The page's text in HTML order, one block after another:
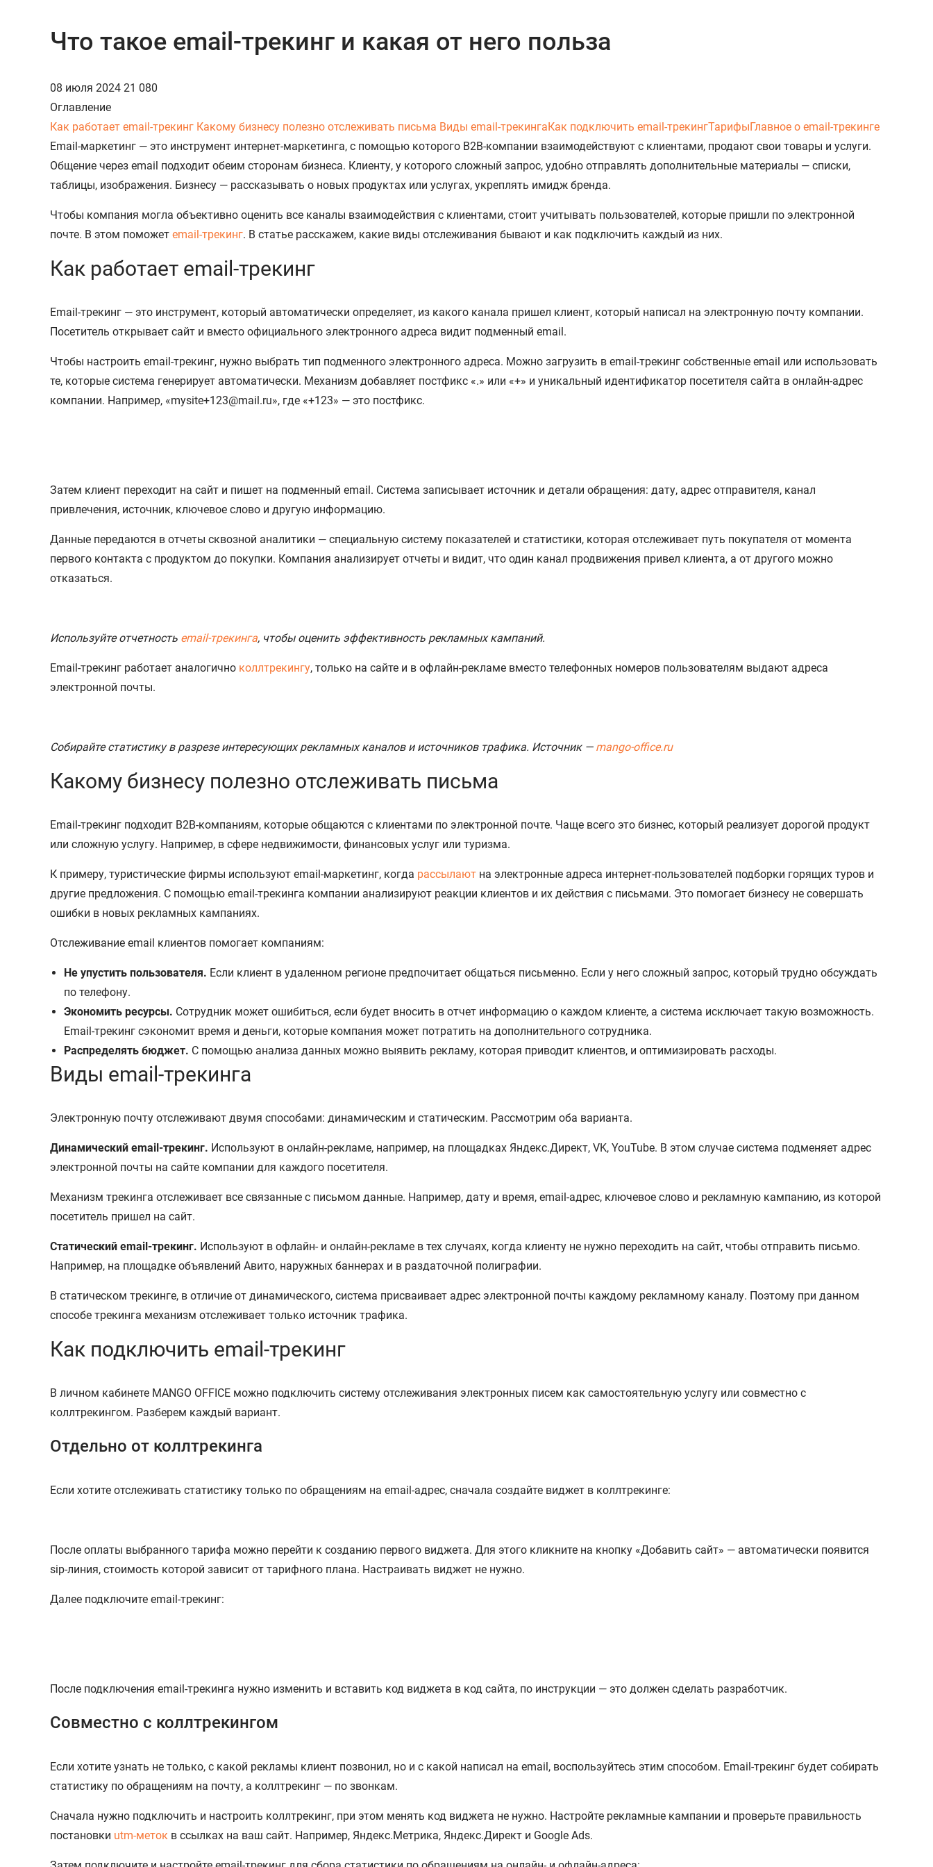
Что такое email-трекинг и какая от него польза
08 июля 2024 21 080
Оглавление
Как работает email-трекинг Какому бизнесу полезно отслеживать письма Виды email-трекингаКак подключить email-трекингТарифыГлавное о email-трекинге
Email-маркетинг — это инструмент интернет-маркетинга, с помощью которого B2B-компании взаимодействуют с клиентами, продают свои товары и услуги.
Общение через email подходит обеим сторонам бизнеса. Клиенту, у которого сложный запрос, удобно отправлять дополнительные материалы — списки,
таблицы, изображения. Бизнесу — рассказывать о новых продуктах или услугах, укреплять имидж бренда.
Чтобы компания могла объективно оценить все каналы взаимодействия с клиентами, стоит учитывать пользователей, которые пришли по электронной
почте. В этом поможет email-трекинг. В статье расскажем, какие виды отслеживания бывают и как подключить каждый из них.
Как работает email-трекинг
Email-трекинг — это инструмент, который автоматически определяет, из какого канала пришел клиент, который написал на электронную почту компании.
Посетитель открывает сайт и вместо официального электронного адреса видит подменный email.
Чтобы настроить email-трекинг, нужно выбрать тип подменного электронного адреса. Можно загрузить в email-трекинг собственные email или использовать
те, которые система генерирует автоматически. Механизм добавляет постфикс «.» или «+» и уникальный идентификатор посетителя сайта в онлайн-адрес
компании. Например, «mysite+123@mail.ru», где «+123» — это постфикс.
Затем клиент переходит на сайт и пишет на подменный email. Система записывает источник и детали обращения: дату, адрес отправителя, канал
привлечения, источник, ключевое слово и другую информацию.
Данные передаются в отчеты сквозной аналитики — специальную систему показателей и статистики, которая отслеживает путь покупателя от момента
первого контакта с продуктом до покупки. Компания анализирует отчеты и видит, что один канал продвижения привел клиента, а от другого можно
отказаться.
Используйте отчетность email-трекинга, чтобы оценить эффективность рекламных кампаний.
Email-трекинг работает аналогично коллтрекингу, только на сайте и в офлайн-рекламе вместо телефонных номеров пользователям выдают адреса
электронной почты.
Собирайте статистику в разрезе интересующих рекламных каналов и источников трафика. Источник — mango-office.ru
Какому бизнесу полезно отслеживать письма
Email-трекинг подходит B2B-компаниям, которые общаются с клиентами по электронной почте. Чаще всего это бизнес, который реализует дорогой продукт
или сложную услугу. Например, в сфере недвижимости, финансовых услуг или туризма.
К примеру, туристические фирмы используют email-маркетинг, когда рассылают на электронные адреса интернет-пользователей подборки горящих туров и
другие предложения. С помощью email-трекинга компании анализируют реакции клиентов и их действия с письмами. Это помогает бизнесу не совершать
ошибки в новых рекламных кампаниях.
Отслеживание email клиентов помогает компаниям:
Не упустить пользователя. Если клиент в удаленном регионе предпочитает общаться письменно. Если у него сложный запрос, который трудно обсуждать
по телефону.
Экономить ресурсы. Сотрудник может ошибиться, если будет вносить в отчет информацию о каждом клиенте, а система исключает такую возможность.
Email-трекинг сэкономит время и деньги, которые компания может потратить на дополнительного сотрудника.
Распределять бюджет. С помощью анализа данных можно выявить рекламу, которая приводит клиентов, и оптимизировать расходы.
Виды email-трекинга
Электронную почту отслеживают двумя способами: динамическим и статическим. Рассмотрим оба варианта.
Динамический email-трекинг. Используют в онлайн-рекламе, например, на площадках Яндекс.Директ, VK, YouTube. В этом случае система подменяет адрес
электронной почты на сайте компании для каждого посетителя.
Механизм трекинга отслеживает все связанные с письмом данные. Например, дату и время, email-адрес, ключевое слово и рекламную кампанию, из которой
посетитель пришел на сайт.
Статический email-трекинг. Используют в офлайн- и онлайн-рекламе в тех случаях, когда клиенту не нужно переходить на сайт, чтобы отправить письмо.
Например, на площадке объявлений Авито, наружных баннерах и в раздаточной полиграфии.
В статическом трекинге, в отличие от динамического, система присваивает адрес электронной почты каждому рекламному каналу. Поэтому при данном
способе трекинга механизм отслеживает только источник трафика.
Как подключить email-трекинг
В личном кабинете MANGO OFFICE можно подключить систему отслеживания электронных писем как самостоятельную услугу или совместно с
коллтрекингом. Разберем каждый вариант.
Отдельно от коллтрекинга
Если хотите отслеживать статистику только по обращениям на email-адрес, сначала создайте виджет в коллтрекинге:
После оплаты выбранного тарифа можно перейти к созданию первого виджета. Для этого кликните на кнопку «Добавить сайт» — автоматически появится
sip-линия, стоимость которой зависит от тарифного плана. Настраивать виджет не нужно.
Далее подключите email-трекинг:
После подключения email-трекинга нужно изменить и вставить код виджета в код сайта, по инструкции — это должен сделать разработчик.
Совместно с коллтрекингом
Если хотите узнать не только, с какой рекламы клиент позвонил, но и с какой написал на email, воспользуйтесь этим способом. Email-трекинг будет собирать
статистику по обращениям на почту, а коллтрекинг — по звонкам.
Сначала нужно подключить и настроить коллтрекинг, при этом менять код виджета не нужно. Настройте рекламные кампании и проверьте правильность
постановки utm-меток в ссылках на ваш сайт. Например, Яндекс.Метрика, Яндекс.Директ и Google Ads.